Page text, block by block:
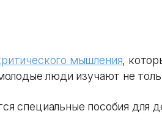
мышления,
люди изучают не
специальные пособия для